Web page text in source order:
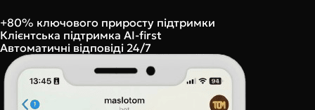
+80% ключового приросту підтримки
Клієнтська підтримка AI-first
Автоматичні відповіді 24/7